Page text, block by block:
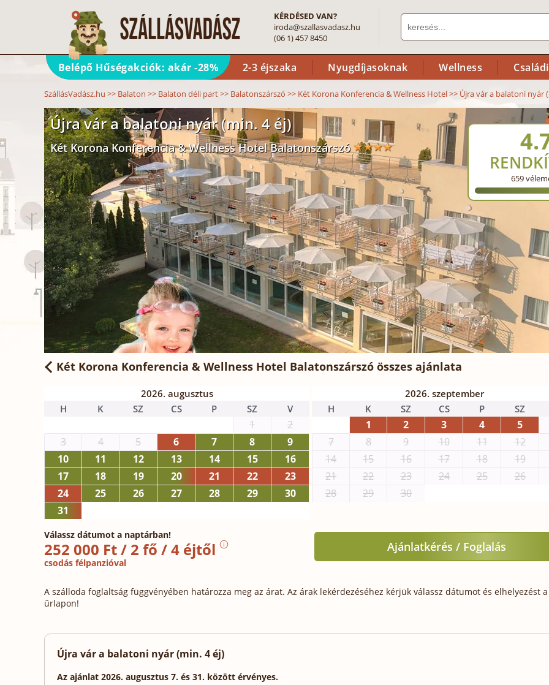
KÉRDÉSED VAN?
iroda@szallasvadasz.hu
(06 1) 457 8450
Belépő Hűségakciók: akár -28% 2-3 éjszaka Nyugdíjasoknak Wellness
SzállásVadász.hu >> Balaton >> Balaton déli part>> Balatonszárszó >> Két Korona Konferencia & Wellness Hotel>> Újra vár a balatoni nyár
Újra vár a balatoni nyár (min. 4 éj)
Két Korona Konferencia & Wellness Hotel Balatonszárszó
659
Két Korona Konferencia & Wellness Hotel Balatonszárszó összes ajánlata
2026. augusztus
H
K SZ CS P SZ V
1
2
3
4 5 6 7 8
9
10
11 12 13 14 15
16
17
18 19 20 21 22
23
24
25 26 27 28 29
30
31
2026. szeptember
H
K SZ CS P SZ
1 2 3 4
5
7
8 9 10 11
12
14
15 16 17 18
19
21
22 23 24 25
26
28
29 30
Válassz dátumot a naptárban!
252 000 Ft / 2 fő / 4 éjtől
csodás félpanzióval
Ajánlatkérés / Foglalás
A szálloda foglaltság függvényében határozza meg az árat. Az árak lekérdezéséhez kérjük válassz dátumot és elhelyezést
űrlapon!
Újra vár a balatoni nyár (min. 4 éj)
Az ajánlat 2026. augusztus 7. és 31. között érvényes.